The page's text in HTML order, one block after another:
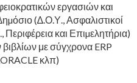
εργασιών και
(∆.Ο.Υ., Ασφαλιστικοί
και Επιµελητήρια)
με σύγχρονα ERP
κλπ)